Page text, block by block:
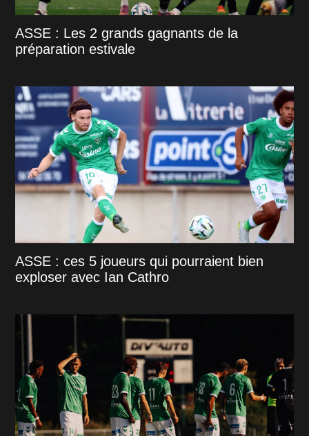
ASSE : Les 2 grands gagnants de la
préparation estivale
ASSE : ces 5 joueurs qui pourraient bien
exploser avec Ian Cathro